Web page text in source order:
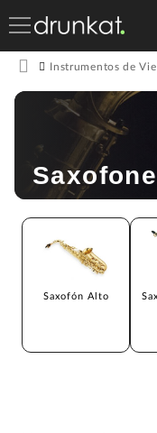
Instrumentos de
Saxofón Alto